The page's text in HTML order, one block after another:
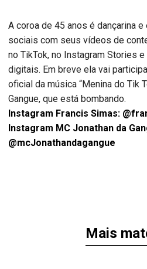
A coroa de 45 anos é dançarina
sociais com seus vídeos de
no TikTok, no Instagram Stories
digitais. Em breve ela vai
oficial da música “Menina do Tik
Gangue, que está bombando.
Instagram Francis Simas:
Instagram MC Jonathan da
@mcJonathandagangue
Mais